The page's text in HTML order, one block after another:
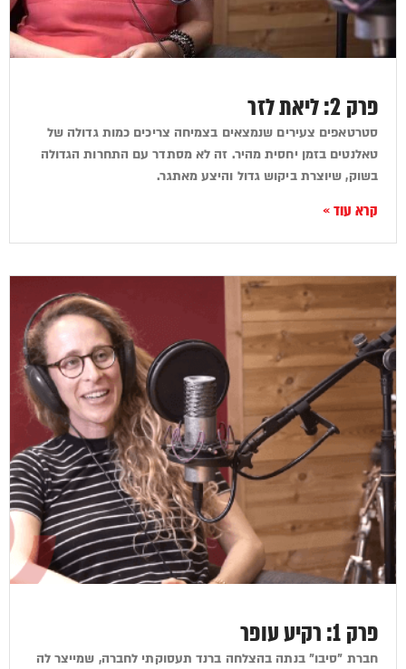
פרק 2: ליאת לזר
סטרטאפים צעירים שנמצאים בצמיחה צריכים כמות גדולה של
טאלנטים בזמן יחסית מהיר. זה לא מסתדר עם התחרות הגדולה
בשוק, שיוצרת ביקוש גדול והיצע מאתגר.
קרא עוד »
פרק 1: רקיע עופר
חברת "סיבו" בנתה בהצלחה ברנד תעסוקתי לחברה, שמייצר לה